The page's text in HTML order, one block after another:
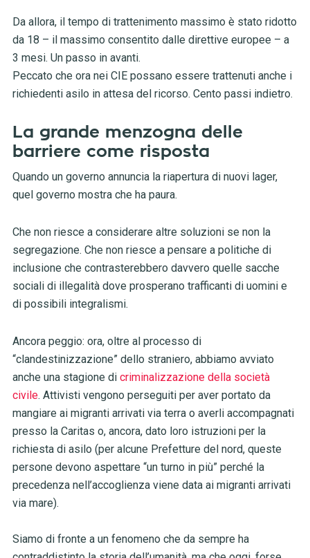
Da allora, il tempo di trattenimento massimo è stato ridotto
da 18 – il massimo consentito dalle direttive europee – a
3 mesi. Un passo in avanti.
Peccato che ora nei CIE possano essere trattenuti anche i
richiedenti asilo in attesa del ricorso. Cento passi indietro.
La grande menzogna delle
barriere come risposta
Quando un governo annuncia la riapertura di nuovi lager,
quel governo mostra che ha paura.
Che non riesce a considerare altre soluzioni se non la
segregazione. Che non riesce a pensare a politiche di
inclusione che contrasterebbero davvero quelle sacche
sociali di illegalità dove prosperano trafficanti di uomini e
di possibili integralismi.
Ancora peggio: ora, oltre al processo di
“clandestinizzazione” dello straniero, abbiamo avviato
anche una stagione di criminalizzazione della società
civile. Attivisti vengono perseguiti per aver portato da
mangiare ai migranti arrivati via terra o averli accompagnati
presso la Caritas o, ancora, dato loro istruzioni per la
richiesta di asilo (per alcune Prefetture del nord, queste
persone devono aspettare “un turno in più” perché la
precedenza nell’accoglienza viene data ai migranti arrivati
via mare).
Siamo di fronte a un fenomeno che da sempre ha